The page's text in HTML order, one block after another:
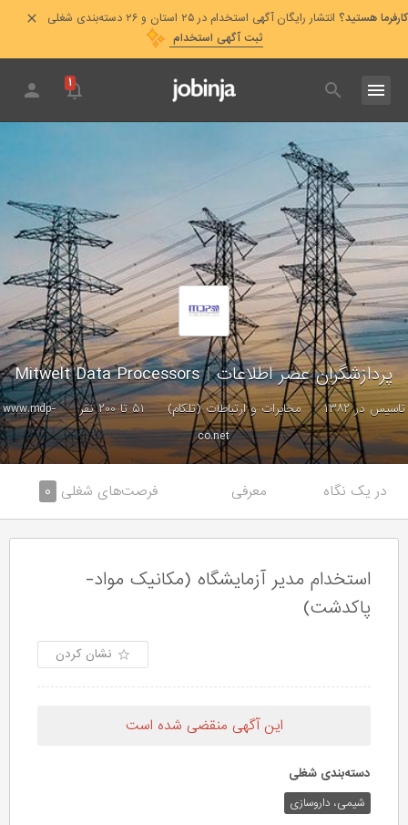
کارفرما هستید؟ انتشار رایگان آگهی استخدام در ۲۵ استان و ۲۶ دسته‌بندی شغلی
ثبت آگهی استخدام
۱
پردازشگران عصر اطلاعات|
Mitwelt Data Processors
تاسیس در ۱۳۸۲ مخابرات و ارتباطات (تلکام) ۵۱ تا ۲۰۰ نفر
www.mdp-
co.net
در یک نگاه معرفی فرصت‌های شغلی ۰
استخدام مدیر آزمایشگاه (مکانیک مواد-
پاکدشت)
نشان کردن
این آگهی منقضی شده است
دسته‌بندی شغلی
شیمی، داروسازی